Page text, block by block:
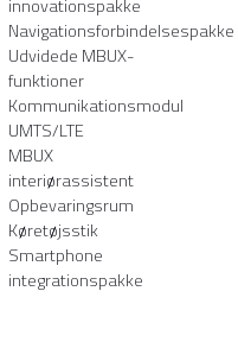
Navigationsforbindelsespakke
Udvidede MBUX-
funktioner
Kommunikationsmodul
UMTS/LTE
MBUX
interiørassistent
Opbevaringsrum
Køretøjsstik
Smartphone
integrationspakke